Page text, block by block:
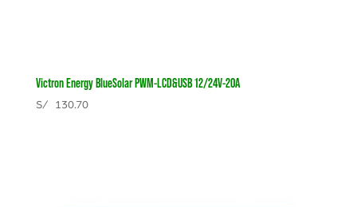
Victron Energy BlueSolar PWM-LCD&USB 12/24V-20A
S/130.70